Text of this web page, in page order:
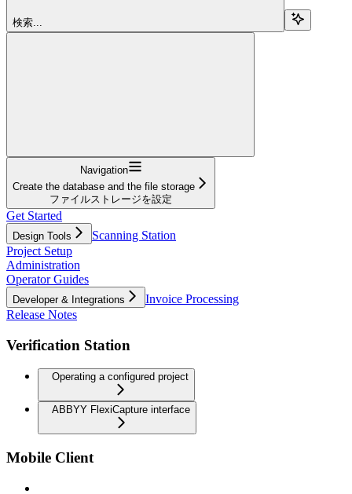
検索...
Navigation
Create the database and the file storage
ファイルストレージを設定
Get Started
Design Tools
Scanning Station
Project Setup
Administration
Operator Guides
Developer & Integrations
Invoice Processing
Release Notes
Verification Station
Operating a configured project
ABBYY FlexiCapture interface
Mobile Client